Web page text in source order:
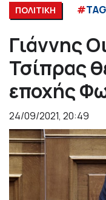
ΠΟΛΙΤΙΚΗ #
Γιάννης
Τσίπρας
εποχής
24/09/2021, 20:49